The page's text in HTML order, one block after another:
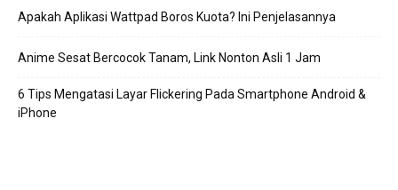
Apakah Aplikasi Wattpad Boros Kuota? Ini Penjelasannya
Anime Sesat Bercocok Tanam, Link Nonton Asli 1 Jam
6 Tips Mengatasi Layar Flickering Pada Smartphone Android &
iPhone